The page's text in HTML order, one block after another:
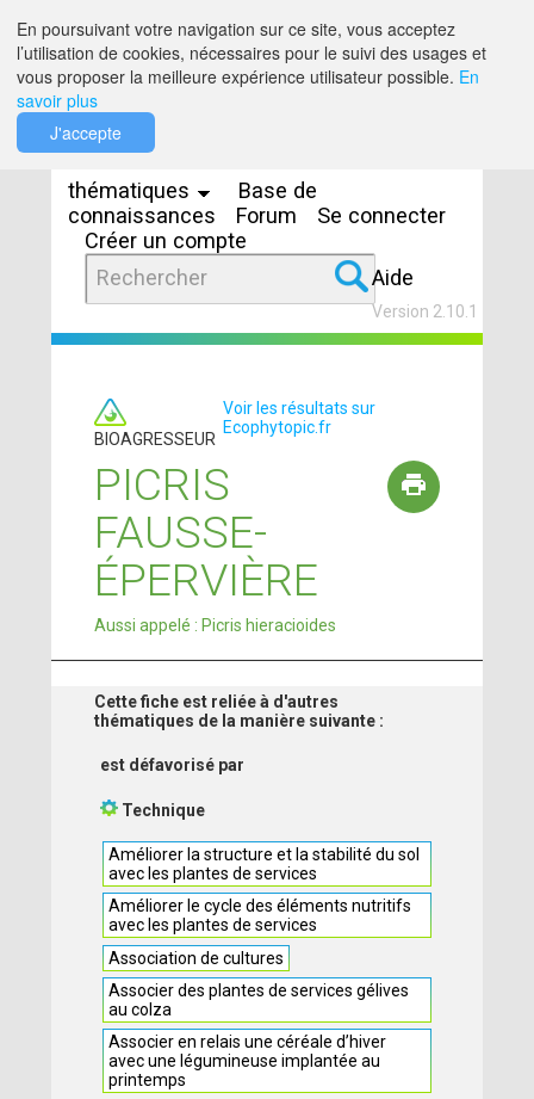
thématiques
Base de
connaissances
Forum
Se connecter
Créer un compte
Aide
Version 2.10.1
BIOAGRESSEUR
Voir les résultats sur
Ecophytopic.fr
PICRIS
FAUSSE-
ÉPERVIÈRE
Aussi appelé : Picris hieracioides
Cette fiche est reliée à d'autres
thématiques de la manière suivante :
est défavorisé par
Technique
Améliorer la structure et la stabilité du sol
avec les plantes de services
Améliorer le cycle des éléments nutritifs
avec les plantes de services
Association de cultures
Associer des plantes de services gélives
au colza
Associer en relais une céréale d’hiver
avec une légumineuse implantée au
printemps
En poursuivant votre navigation sur ce site, vous acceptez
l’utilisation de cookies, nécessaires pour le suivi des usages et
vous proposer la meilleure expérience utilisateur possible. En
savoir plus
J'accepte